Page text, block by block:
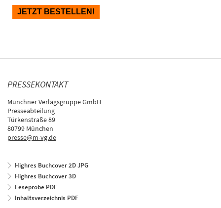
PRESSEKONTAKT
Münchner Verlagsgruppe GmbH
Presseabteilung
Türkenstraße 89
80799 München
presse@m-vg.de
Highres Buchcover 2D JPG
Highres Buchcover 3D
Leseprobe PDF
Inhaltsverzeichnis PDF